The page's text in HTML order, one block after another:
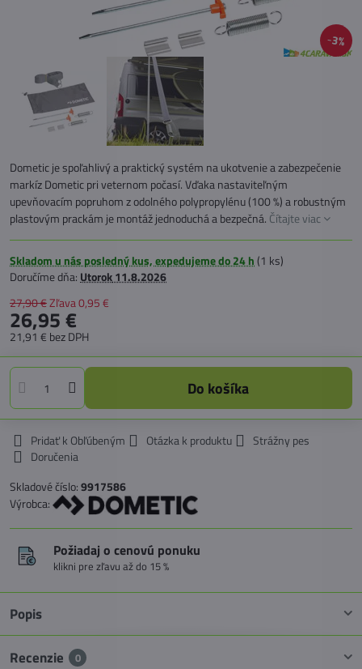
3%
Dometic je spoľahlivý a praktický systém na ukotvenie a zabezpečenie
markíz Dometic pri veternom počasí. Vďaka nastaviteľným
upevňovacím popruhom z odolného polypropylénu (100 %) a robustným
plastovým prackám je montáž jednoduchá a bezpečná. Čítajte viac
Skladom u nás posledný kus, expedujeme do 24 h(1 ks)
Doručíme dňa: Utorok11.8.2026
27,90 €Zľava0,95 €
26,95 €
21,91 € bez DPH
Do košíka
Pridať k Obľúbeným Otázka k produktu
Strážny pes
Doručenia
Skladové číslo:9917586
Výrobca:
Požiadaj o cenovú ponuku
klikni pre zľavu až do 15 %
Popis
Recenzie 0